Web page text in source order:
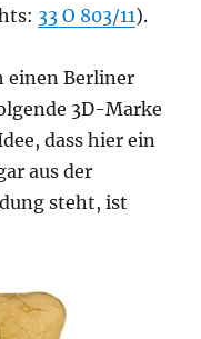
33 O 803/11).
einen Berliner
3D-Marke
dass hier ein
aus der
steht, ist